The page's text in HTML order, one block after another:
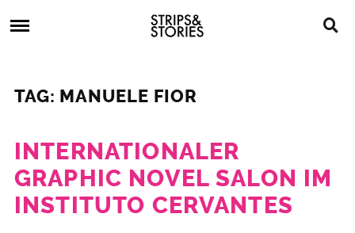
to
Strips
&
Stories
Comics,
TAG: MANUELE FIOR
INTERNATIONALER
GRAPHIC NOVEL SALON IM
INSTITUTO CERVANTES